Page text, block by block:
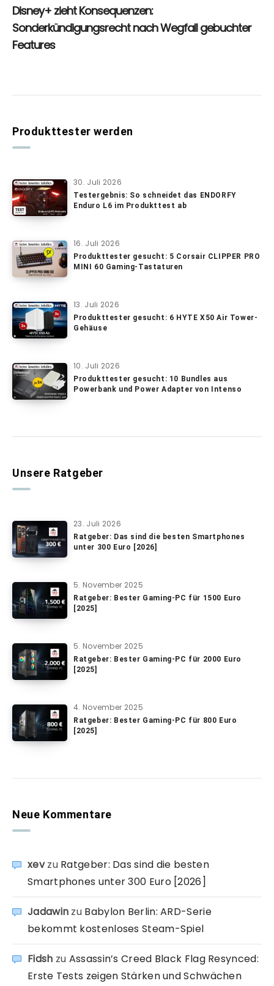
Produkttester werden
30. Juli 2026
Testergebnis: So schneidet das ENDORFY
Enduro L6 im Produkttest ab
16. Juli 2026
Produkttester gesucht: 5 Corsair CLIPPER PRO
MINI 60 Gaming-Tastaturen
13. Juli 2026
Produkttester gesucht: 6 HYTE X50 Air Tower-
Gehäuse
10. Juli 2026
Produkttester gesucht: 10 Bundles aus
Powerbank und Power Adapter von Intenso
Unsere Ratgeber
23. Juli 2026
Ratgeber: Das sind die besten Smartphones
unter 300 Euro [2026]
5. November 2025
Ratgeber: Bester Gaming-PC für 1500 Euro
[2025]
5. November 2025
Ratgeber: Bester Gaming-PC für 2000 Euro
[2025]
4. November 2025
Ratgeber: Bester Gaming-PC für 800 Euro
[2025]
Neue Kommentare
xevzu Ratgeber: Das sind die besten
Smartphones unter 300 Euro [2026]
Jadawin zu Babylon Berlin: ARD-Serie
bekommt kostenloses Steam-Spiel
Fidsh zu Assassin’s Creed Black Flag Resynced:
Erste Tests zeigen Stärken und Schwächen